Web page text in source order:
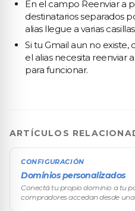
En el campo Reenviar a
destinatarios separados
alias llegue a varias
Si tu Gmail aun no
el alias necesita reenviar
para funcionar.
ARTÍCULOS
CONFIGURACIÓN
Dominios personalizados
Conectá tu propio dominio a tu
compradores accedan desde